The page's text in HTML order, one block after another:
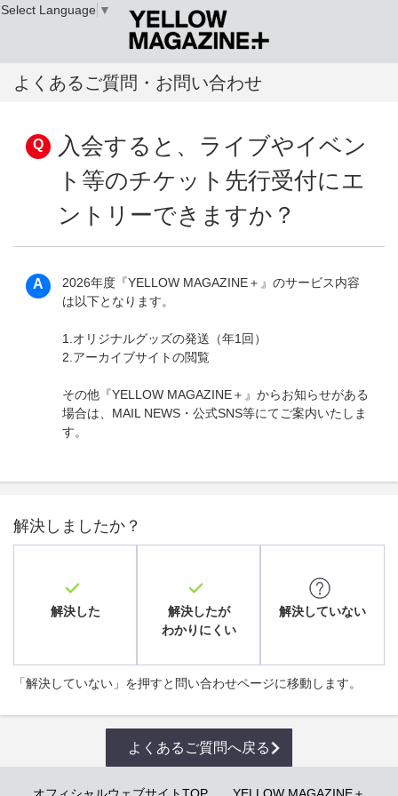
よくあるご質問・お問い合わせ
入会すると、ライブやイベン
ト等のチケット先行受付にエ
ントリーできますか？
2026年度『YELLOW MAGAZINE＋』のサービス内容
は以下となります。
1.オリジナルグッズの発送（年1回）
2.アーカイブサイトの閲覧
その他『YELLOW MAGAZINE＋』からお知らせがある
場合は、MAIL NEWS・公式SNS等にてご案内いたしま
す。
解決しましたか？
解決した
解決したが
わかりにくい
解決していない
「解決していない」を押すと問い合わせページに移動します。
よくあるご質問へ戻る
Select Language ▼